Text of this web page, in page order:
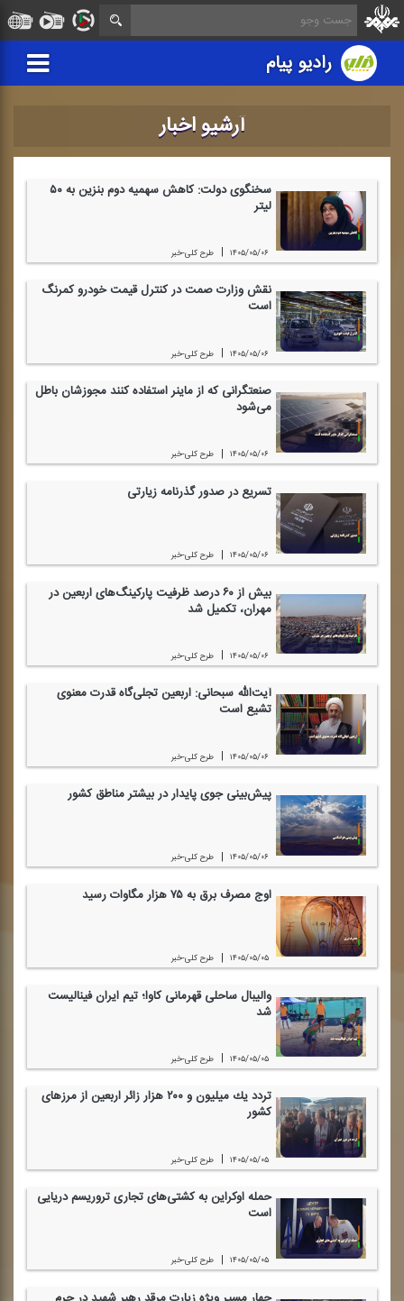
رادیو پیام
آرشیو اخبار
سخنگوی دولت: كاهش سهمیه دوم بنزین به ۵۰
لیتر
۱۴۰۵/۰۵/۰۶ | طرح كلی-خبر
نقش وزارت صمت در كنترل قیمت خودرو كمرنگ
است
۱۴۰۵/۰۵/۰۶ | طرح كلی-خبر
صنعتگرانی كه از ماینر استفاده كنند مجوزشان باطل
می‌شود
۱۴۰۵/۰۵/۰۶ | طرح كلی-خبر
تسریع در صدور گذرنامه زیارتی
۱۴۰۵/۰۵/۰۶ | طرح كلی-خبر
بیش از ۶۰ درصد ظرفیت پاركینگ‌های اربعین در
مهران، تكمیل شد
۱۴۰۵/۰۵/۰۶ | طرح كلی-خبر
آیت‌الله سبحانی: اربعین تجلی‌گاه قدرت معنوی
تشیع است
۱۴۰۵/۰۵/۰۶ | طرح كلی-خبر
پیش‌بینی جوی پایدار در بیشتر مناطق كشور
۱۴۰۵/۰۵/۰۶ | طرح كلی-خبر
اوج مصرف برق به ۷۵ هزار مگاوات رسید
۱۴۰۵/۰۵/۰۵ | طرح كلی-خبر
والیبال ساحلی قهرمانی كاوا؛ تیم ایران فینالیست
شد
۱۴۰۵/۰۵/۰۵ | طرح كلی-خبر
تردد یك میلیون و ۲۰۰ هزار زائر اربعین از مرز‌های
كشور
۱۴۰۵/۰۵/۰۵ | طرح كلی-خبر
حمله اوكراین به كشتی‌های تجاری تروریسم دریایی
است
۱۴۰۵/۰۵/۰۵ | طرح كلی-خبر